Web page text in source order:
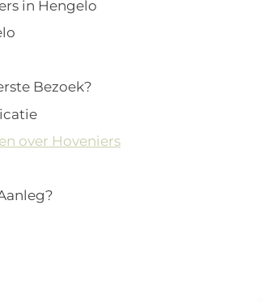
in Hengelo
Bezoek?
over Hoveniers